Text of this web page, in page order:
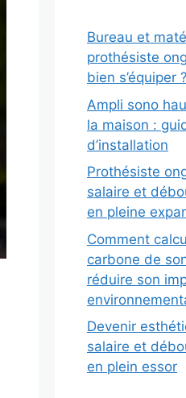
Bureau et
prothésiste
bien s’équiper ?
Ampli sono
la maison :
d’installation
Prothésiste
salaire et
en pleine
Comment
carbone de
réduire son
Devenir
salaire et
en plein essor